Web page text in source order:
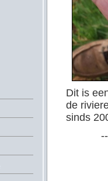
Dit is
de
sinds